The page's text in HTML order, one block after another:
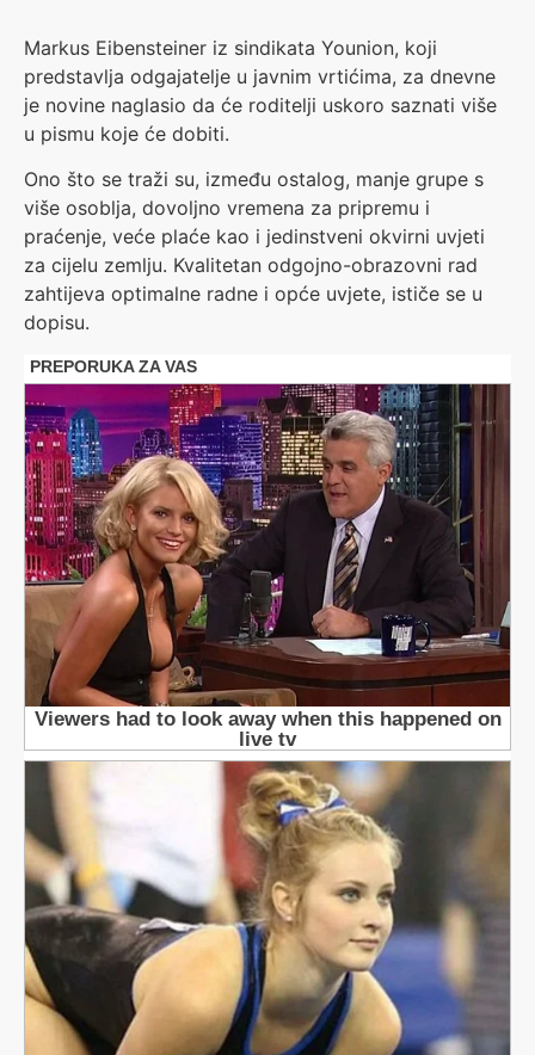
Markus Eibensteiner iz sindikata Younion, koji
predstavlja odgajatelje u javnim vrtićima, za dnevne
je novine naglasio da će roditelji uskoro saznati više
u pismu koje će dobiti.
Ono što se traži su, između ostalog, manje grupe s
više osoblja, dovoljno vremena za pripremu i
praćenje, veće plaće kao i jedinstveni okvirni uvjeti
za cijelu zemlju. Kvalitetan odgojno-obrazovni rad
zahtijeva optimalne radne i opće uvjete, ističe se u
dopisu.